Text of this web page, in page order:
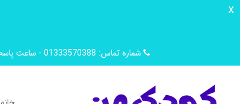
x
شماره تماس: 01333570388 - ساعت پاسخگویی: 9 صبح تا 14 ظهر